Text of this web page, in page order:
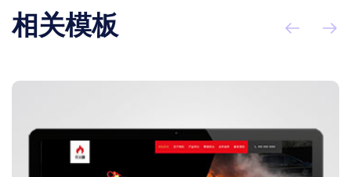
相关模板